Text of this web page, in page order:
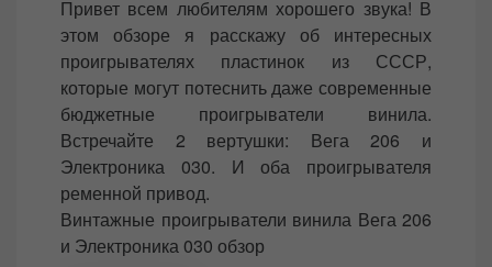
s
t
e
d
o
n
Привет всем любителям хорошего звука! В
этом обзоре я расскажу об интересных
проигрывателях пластинок из СССР,
которые могут потеснить даже современные
бюджетные проигрыватели винила.
Встречайте 2 вертушки: Вега 206 и
Электроника 030. И оба проигрывателя
ременной привод.
Винтажные проигрыватели винила Вега 206
и Электроника 030 обзор